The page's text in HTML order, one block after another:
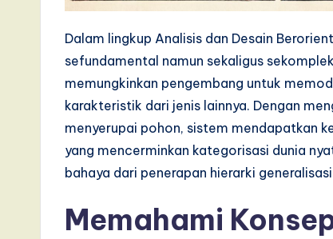
Dalam lingkup Analisis dan Desain
sefundamental namun sekaligus
memungkinkan pengembang untuk
karakteristik dari jenis lainnya. Dengan
menyerupai pohon, sistem mendapatkan
yang mencerminkan kategorisasi dunia
bahaya dari penerapan hierarki
Memahami